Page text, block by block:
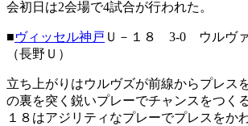
会初日は2会場で4試合が行われた。
■ヴィッセル神戸 Ｕ－１８ 3-0 ウルヴァ
（長野Ｕ）
立ち上がりはウルヴズが前線からプレス
の裏を突く鋭いプレーでチャンスをつく
１８はアジリティなプレーでプレスをか